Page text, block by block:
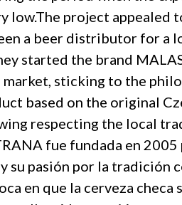
low.The project appealed
a beer distributor for a
started the brand
sticking to the
based on the original
respecting the local
fue fundada en 2005
su pasión por la tradición
en que la cerveza checa